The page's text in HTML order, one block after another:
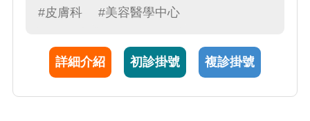
癬、異位性皮膚炎、感染疾患、落髮疾患、醫
#皮膚科 #美容醫學中心
詳細介紹 初診掛號 複診掛號